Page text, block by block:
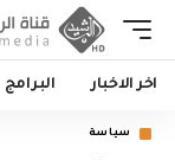
اخر الاخبار البرامج
سياسة